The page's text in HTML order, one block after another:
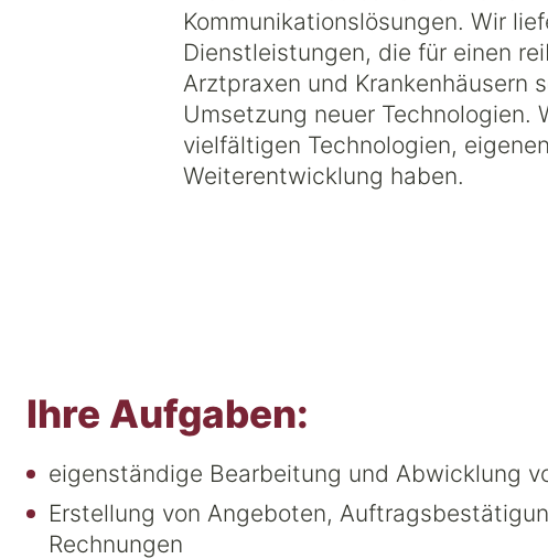
Kommunikationslösungen. Wir
Dienstleistungen, die für einen
Arztpraxen und Krankenhäusern
Umsetzung neuer Technologien.
vielfältigen Technologien,
Weiterentwicklung haben.
Ihre Aufgaben:
eigenständige Bearbeitung und Abwicklung
Erstellung von Angeboten,
Rechnungen